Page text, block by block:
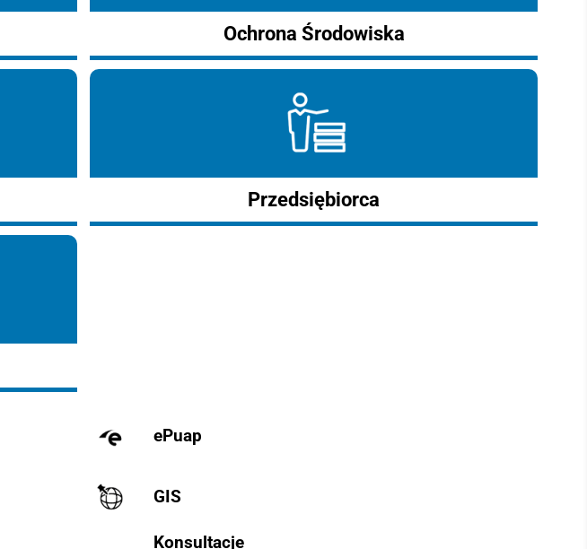
Ochrona Środowiska
Przedsiębiorca
ePuap
GIS
Konsultacje